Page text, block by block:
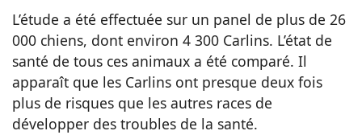
L’étude a été effectuée sur un panel de plus de 26
000 chiens, dont environ 4 300 Carlins. L’état de
santé de tous ces animaux a été comparé. Il
apparaît que les Carlins ont presque deux fois
plus de risques que les autres races de
développer des troubles de la santé.